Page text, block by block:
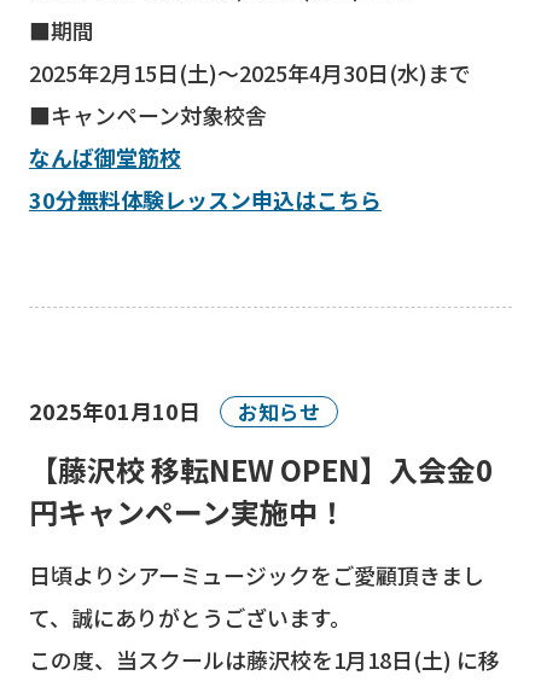
■期間
2025年2月15日(土)～2025年4月30日(水)まで
■キャンペーン対象校舎
なんば御堂筋校
30分無料体験レッスン申込はこちら
2025年01月10日 お知らせ
【藤沢校 移転NEW OPEN】入会金0
円キャンペーン実施中！
日頃よりシアーミュージックをご愛顧頂きまし
て、誠にありがとうございます。
この度、当スクールは藤沢校を1月18日(土) に移